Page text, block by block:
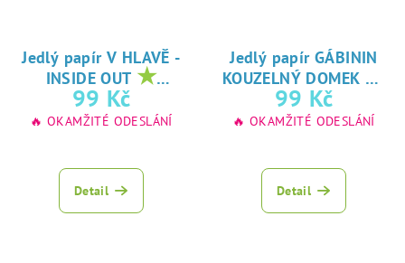
Jedlý papír V HLAVĚ -
INSIDE OUT ★
oblíbený tisk na
jedlý papír
99 Kč
🔥 OKAMŽITÉ ODESLÁNÍ
Detail
Jedlý papír GÁBININ
KOUZELNÝ DOMEK ★
oblíbený tisk na
jedlý papír
99 Kč
🔥 OKAMŽITÉ ODESLÁNÍ
Detail